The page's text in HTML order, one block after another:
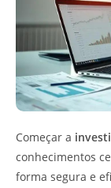
Começar a
conhecimentos
forma segura e